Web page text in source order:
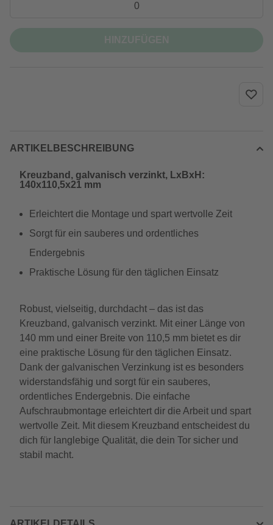
ARTIKELBESCHREIBUNG
Kreuzband, galvanisch verzinkt, LxBxH:
140x110,5x21 mm
Erleichtert die Montage und spart wertvolle Zeit
Sorgt für ein sauberes und ordentliches
Endergebnis
Praktische Lösung für den täglichen Einsatz
Robust, vielseitig, durchdacht – das ist das
Kreuzband, galvanisch verzinkt. Mit einer Länge von
140 mm und einer Breite von 110,5 mm bietet es dir
eine praktische Lösung für den täglichen Einsatz.
Dank der galvanischen Verzinkung ist es besonders
widerstandsfähig und sorgt für ein sauberes,
ordentliches Endergebnis. Die einfache
Aufschraubmontage erleichtert dir die Arbeit und spart
wertvolle Zeit. Mit diesem Kreuzband entscheidest du
dich für langlebige Qualität, die dein Tor sicher und
stabil macht.